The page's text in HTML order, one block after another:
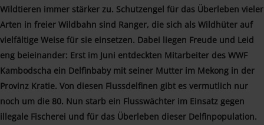
Wildtieren immer stärker zu. Schutzengel für das Überleben vieler
Arten in freier Wildbahn sind Ranger, die sich als Wildhüter auf
vielfältige Weise für sie einsetzen. Dabei liegen Freude und Leid
eng beieinander: Erst im Juni entdeckten Mitarbeiter des WWF
Kambodscha ein Delfinbaby mit seiner Mutter im Mekong in der
Provinz Kratie. Von diesen Flussdelfinen gibt es vermutlich nur
noch um die 80. Nun starb ein Flusswächter im Einsatz gegen
illegale Fischerei und für das Überleben dieser Delfinpopulation.